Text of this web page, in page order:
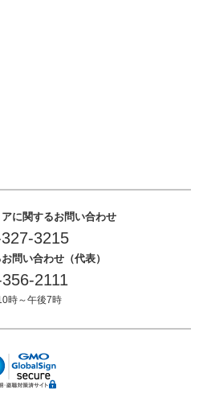
に関するお問い合わせ
3215
問い合わせ（代表）
2111
時～午後7時